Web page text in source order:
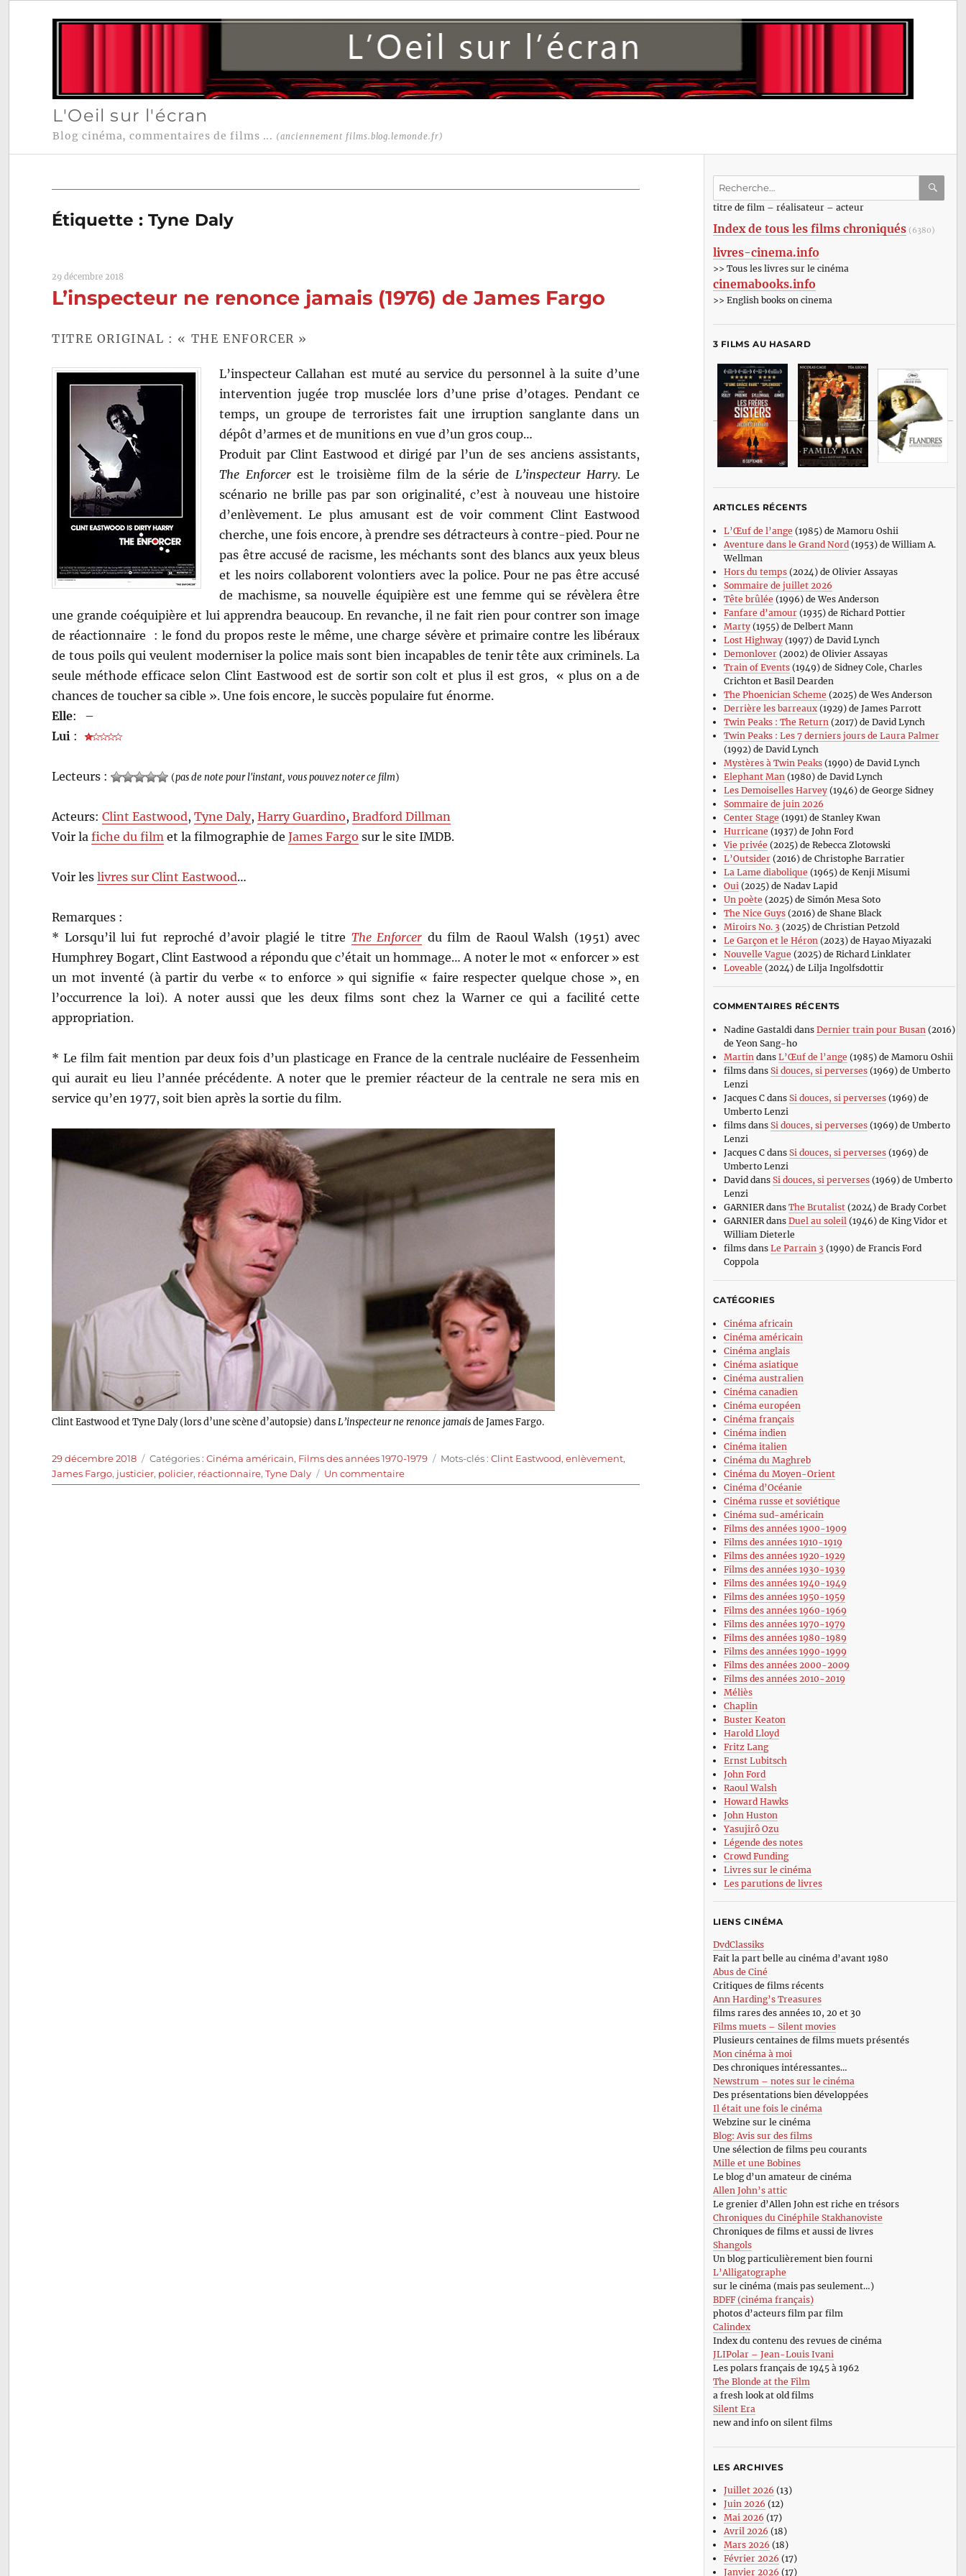
L'Oeil sur l'écran
Blog cinéma, commentaires de films ... (anciennement films.blog.lemonde.fr)
Étiquette :Tyne Daly
29 décembre 2018
L’inspecteur ne renonce jamais (1976) de James Fargo
TITRE ORIGINAL : « THE ENFORCER »
L’inspecteur Callahan est muté au service du personnel à la suite d’une
intervention jugée trop musclée lors d’une prise d’otages. Pendant ce
temps, un groupe de terroristes fait une irruption sanglante dans un
dépôt d’armes et de munitions en vue d’un gros coup…
Produit par Clint Eastwood et dirigé par l’un de ses anciens assistants,
The Enforcerest le troisième film de la série de L’inspecteur Harry. Le
scénario ne brille pas par son originalité, c’est à nouveau une histoire
d’enlèvement. Le plus amusant est de voir comment Clint Eastwood
cherche, une fois encore, à prendre ses détracteurs à contre-pied. Pour ne
pas être accusé de racisme, les méchants sont des blancs aux yeux bleus
et les noirs collaborent volontiers avec la police. Pour ne pas être accusé
de machisme, sa nouvelle équipière est une femme qui se révèlera être
une grande coéquipière et lui apprendra beaucoup. En revanche, il ne fait rien pour contrer son image
de réactionnaire : le fond du propos reste le même, une charge sévère et primaire contre les libéraux
de tous poils qui veulent moderniser la police mais sont bien incapables de tenir tête aux criminels. La
seule méthode efficace selon Clint Eastwood est de sortir son colt et plus il est gros, « plus on a de
chances de toucher sa cible ». Une fois encore, le succès populaire fut énorme.
Elle:
–
Lui :
Lecteurs : (pas de note pour l'instant, vous pouvez noter ce film)
Acteurs:Clint Eastwood,Tyne Daly,Harry Guardino,Bradford Dillman
Voir lafiche du film et la filmographie deJames Fargo sur le site IMDB.
Voir leslivres sur Clint Eastwood…
Remarques :
* Lorsqu’il lui fut reproché d’avoir plagié le titre The Enforcer du film de Raoul Walsh (1951) avec
Humphrey Bogart, Clint Eastwood a répondu que c’était un hommage… A noter le mot « enforcer » est
un mot inventé (à partir du verbe « to enforce » qui signifie « faire respecter quelque chose », en
l’occurrence la loi). A noter aussi que les deux films sont chez la Warner ce qui a facilité cette
appropriation.
* Le film fait mention par deux fois d’un plasticage en France de la centrale nucléaire de Fessenheim
qui aurait eu lieu l’année précédente. A noter que le premier réacteur de la centrale ne sera mis en
service qu’en 1977, soit bien après la sortie du film.
Clint Eastwood et Tyne Daly (lors d’une scène d’autopsie) dans L’inspecteur ne renonce jamaisde James Fargo.
Publié
le
29 décembre 2018 Catégories
Catégories :Cinéma américain, Films des années 1970-1979 Étiquettes
Mots-clés :Clint Eastwood,enlèvement,
James Fargo, justicier, policier, réactionnaire,Tyne Daly Un commentairesur
L’inspecteur
Recherche
:titre de film – réalisateur – acteur
Index de tous les films chroniqués (6380)
livres-cinema.info
>> Tous les livres sur le cinéma
cinemabooks.info
>> English books on cinema
3 FILMS AU HASARD
ARTICLES RÉCENTS
L’Œuf de l’ange (1985) de Mamoru Oshii
Aventure dans le Grand Nord(1953) de William A.
Wellman
Hors du temps(2024) de Olivier Assayas
Sommaire de juillet 2026
Tête brûlée (1996) de Wes Anderson
Fanfare d’amour(1935) de Richard Pottier
Marty(1955) de Delbert Mann
Lost Highway(1997) de David Lynch
Demonlover(2002) de Olivier Assayas
Train of Events(1949) de Sidney Cole, Charles
Crichton et Basil Dearden
The Phoenician Scheme (2025) de Wes Anderson
Derrière les barreaux(1929) de James Parrott
Twin Peaks : The Return(2017) de David Lynch
Twin Peaks : Les 7 derniers jours de Laura Palmer
(1992) de David Lynch
Mystères à Twin Peaks(1990) de David Lynch
Elephant Man(1980) de David Lynch
Les Demoiselles Harvey(1946) de George Sidney
Sommaire de juin 2026
Center Stage (1991) de Stanley Kwan
Hurricane (1937) de John Ford
Vie privée (2025) de Rebecca Zlotowski
L’Outsider(2016) de Christophe Barratier
La Lame diabolique (1965) de Kenji Misumi
Oui(2025) de Nadav Lapid
Un poète (2025) de Simón Mesa Soto
The Nice Guys(2016) de Shane Black
Miroirs No. 3 (2025) de Christian Petzold
Le Garçon et le Héron(2023) de Hayao Miyazaki
Nouvelle Vague (2025) de Richard Linklater
Loveable (2024) de Lilja Ingolfsdottir
COMMENTAIRES RÉCENTS
Nadine Gastaldi dans Dernier train pour Busan (2016)
de Yeon Sang-ho
Martin dans L’Œuf de l’ange (1985) de Mamoru Oshii
filmsdans Si douces, si perverses(1969) de Umberto
Lenzi
Jacques Cdans Si douces, si perverses(1969) de
Umberto Lenzi
filmsdans Si douces, si perverses(1969) de Umberto
Lenzi
Jacques Cdans Si douces, si perverses(1969) de
Umberto Lenzi
David dans Si douces, si perverses(1969) de Umberto
Lenzi
GARNIERdans The Brutalist(2024) de Brady Corbet
GARNIERdans Duel au soleil (1946) de King Vidor et
William Dieterle
filmsdans Le Parrain 3 (1990) de Francis Ford
Coppola
CATÉGORIES
Cinéma africain
Cinéma américain
Cinéma anglais
Cinéma asiatique
Cinéma australien
Cinéma canadien
Cinéma européen
Cinéma français
Cinéma indien
Cinéma italien
Cinéma du Maghreb
Cinéma du Moyen-Orient
Cinéma d’Océanie
Cinéma russe et soviétique
Cinéma sud-américain
Films des années 1900-1909
Films des années 1910-1919
Films des années 1920-1929
Films des années 1930-1939
Films des années 1940-1949
Films des années 1950-1959
Films des années 1960-1969
Films des années 1970-1979
Films des années 1980-1989
Films des années 1990-1999
Films des années 2000-2009
Films des années 2010-2019
Méliès
Chaplin
Buster Keaton
Harold Lloyd
Fritz Lang
Ernst Lubitsch
John Ford
Raoul Walsh
Howard Hawks
John Huston
Yasujirô Ozu
Légende des notes
Crowd Funding
Livres sur le cinéma
Les parutions de livres
LIENS CINÉMA
DvdClassiks
Fait la part belle au cinéma d’avant 1980
Abus de Ciné
Critiques de films récents
Ann Harding’s Treasures
films rares des années 10, 20 et 30
Films muets – Silent movies
Plusieurs centaines de films muets présentés
Mon cinéma à moi
Des chroniques intéressantes…
Newstrum – notes sur le cinéma
Des présentations bien développées
Il était une fois le cinéma
Webzine sur le cinéma
Blog: Avis sur des films
Une sélection de films peu courants
Mille et une Bobines
Le blog d’un amateur de cinéma
Allen John’s attic
Le grenier d’Allen John est riche en trésors
Chroniques du Cinéphile Stakhanoviste
Chroniques de films et aussi de livres
Shangols
Un blog particulièrement bien fourni
L’Alligatographe
sur le cinéma (mais pas seulement…)
BDFF (cinéma français)
photos d’acteurs film par film
Calindex
Index du contenu des revues de cinéma
JLIPolar – Jean-Louis Ivani
Les polars français de 1945 à 1962
The Blonde at the Film
a fresh look at old films
Silent Era
new and info on silent films
LES ARCHIVES
Juillet 2026 (13)
Juin 2026 (12)
Mai 2026 (17)
Avril 2026 (18)
Mars 2026 (18)
Février 2026 (17)
Janvier 2026 (17)